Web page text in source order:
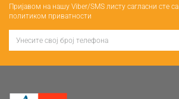
Пријавом на нашу Viber/SMS листу сагласни сте са
политиком приватности